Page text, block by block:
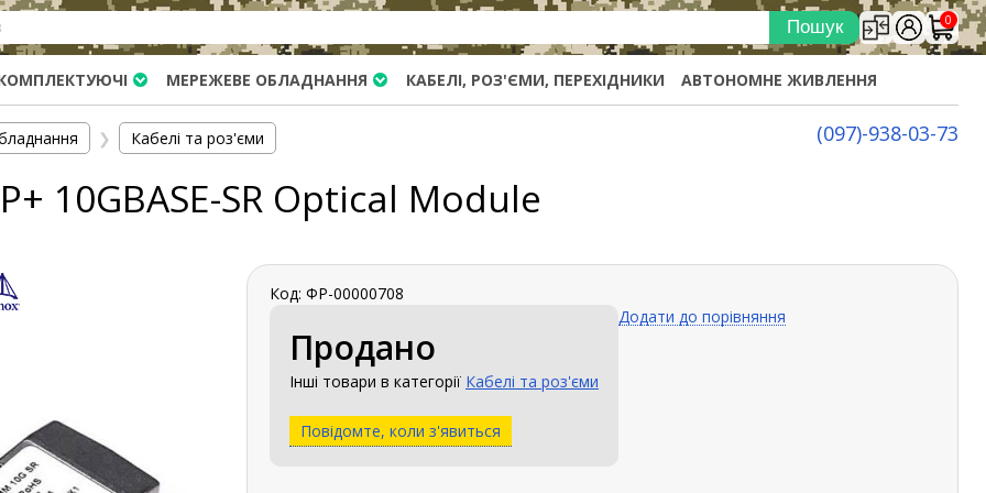
0
МЕРЕЖЕВЕ ОБЛАДНАННЯ КАБЕЛІ, РОЗ'ЄМИ, ПЕРЕХІДНИКИ АВТОНОМНЕ ЖИВЛЕННЯ
(097)-938-03-73
❯ Кабелі та роз'єми
10GBASE-SR Optical Module
Код: ФР-00000708
Продано
Інші товари в категорії Кабелі та роз'єми
Повідомте, коли з'явиться
Додати до порівняння